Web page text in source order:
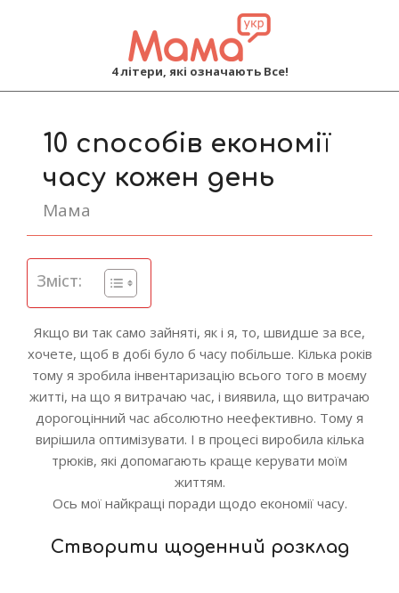
4 літери, які означають Все!
10 способів економії
часу кожен день
Мама
Зміст:
Якщо ви так само зайняті, як і я, то, швидше за все,
хочете, щоб в добі було б часу побільше. Кілька років
тому я зробила інвентаризацію всього того в моєму
житті, на що я витрачаю час, і виявила, що витрачаю
дорогоцінний час абсолютно неефективно. Тому я
вирішила оптимізувати. І в процесі виробила кілька
трюків, які допомагають краще керувати моїм
життям.
Ось мої найкращі поради щодо економії часу.
Створити щоденний розклад